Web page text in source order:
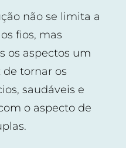
não se limita a
fios, mas
os aspectos um
tornar os
saudáveis e
o aspecto de